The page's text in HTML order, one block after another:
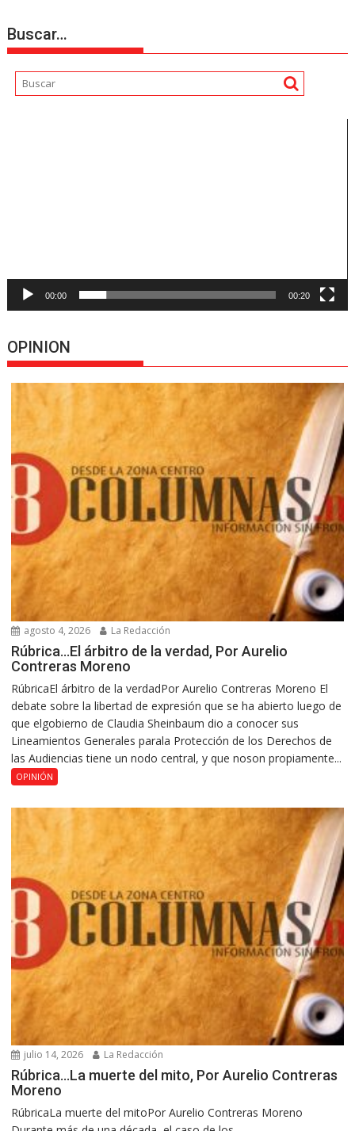
Buscar…
00:00 00:20
OPINION
agosto 4, 2026 La Redacción
Rúbrica…El árbitro de la verdad, Por Aurelio
Contreras Moreno
RúbricaEl árbitro de la verdadPor Aurelio Contreras Moreno El
debate sobre la libertad de expresión que se ha abierto luego de
que elgobierno de Claudia Sheinbaum dio a conocer sus
Lineamientos Generales parala Protección de los Derechos de
las Audiencias tiene un nodo central, y que noson propiamente...
OPINIÓN
julio 14, 2026 La Redacción
Rúbrica…La muerte del mito, Por Aurelio Contreras
Moreno
RúbricaLa muerte del mitoPor Aurelio Contreras Moreno